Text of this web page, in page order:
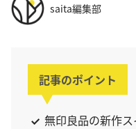
saita編集部
記事のポイント
無印良品の新作